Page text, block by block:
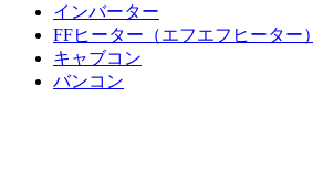
インバーター
FFヒーター（エフエフヒーター）
キャブコン
バンコン